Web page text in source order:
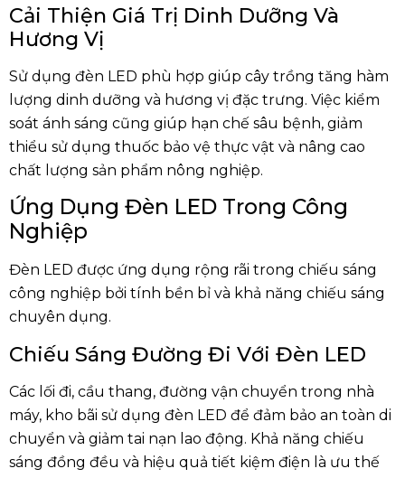
Cải Thiện Giá Trị Dinh Dưỡng Và
Hương Vị
Sử dụng đèn LED phù hợp giúp cây trồng tăng hàm
lượng dinh dưỡng và hương vị đặc trưng. Việc kiểm
soát ánh sáng cũng giúp hạn chế sâu bệnh, giảm
thiểu sử dụng thuốc bảo vệ thực vật và nâng cao
chất lượng sản phẩm nông nghiệp.
Ứng Dụng Đèn LED Trong Công
Nghiệp
Đèn LED được ứng dụng rộng rãi trong chiếu sáng
công nghiệp bởi tính bền bỉ và khả năng chiếu sáng
chuyên dụng.
Chiếu Sáng Đường Đi Với Đèn LED
Các lối đi, cầu thang, đường vận chuyển trong nhà
máy, kho bãi sử dụng đèn LED để đảm bảo an toàn di
chuyển và giảm tai nạn lao động. Khả năng chiếu
sáng đồng đều và hiệu quả tiết kiệm điện là ưu thế